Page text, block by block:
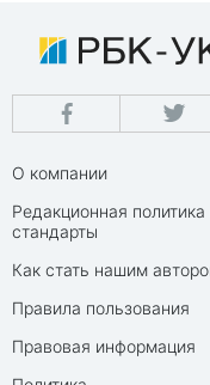
О компании
Редакционная политика
стандарты
Как стать нашим
Правила пользования
Правовая информация